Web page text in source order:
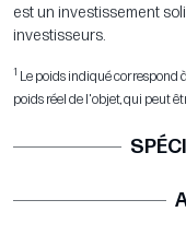
est un investissement
investisseurs.
1 Le poids indiqué correspond
poids réel de l'objet, qui peut